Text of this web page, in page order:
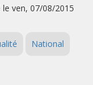
ven, 07/08/2015
National